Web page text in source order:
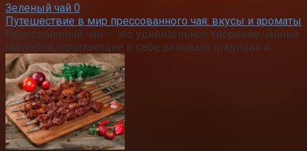
Зеленый чай 0
Путешествие в мир прессованного чая: вкусы и ароматы
Прессованный чай — это удивительное творение чайных
мастеров, сочетающее в себе вековые традиции и